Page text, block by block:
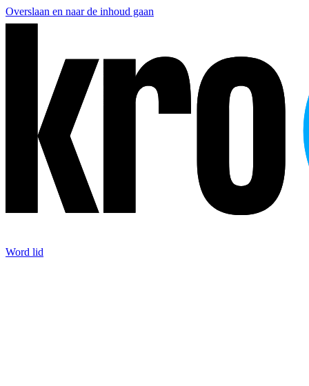
Overslaan en naar de inhoud gaan
Word lid